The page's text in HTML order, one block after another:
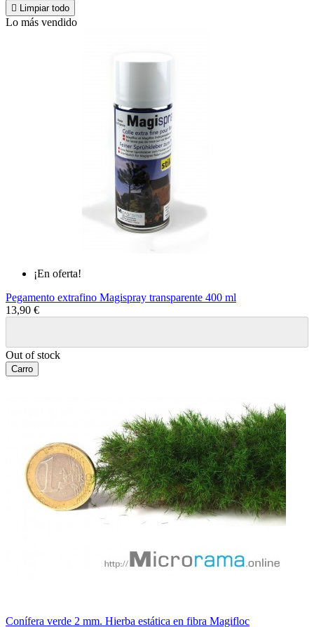
 Limpiar todo
Lo más vendido
¡En oferta!
Pegamento extrafino Magispray transparente 400 ml
13,90 €
Out of stock
Carro
Conífera verde 2 mm. Hierba estática en fibra Magifloc